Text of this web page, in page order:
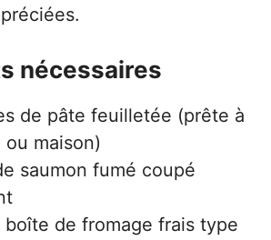
nécessaires
de pâte feuilletée (prête à
ou maison)
saumon fumé coupé
boîte de fromage frais type